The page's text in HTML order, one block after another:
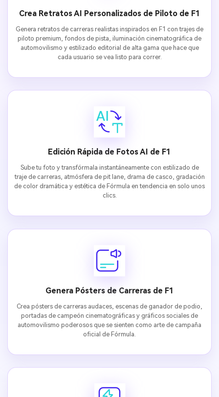
Crea Retratos AI Personalizados de Piloto de F1
Genera retratos de carreras realistas inspirados en F1 con trajes de
piloto premium, fondos de pista, iluminación cinematográfica de
automovilismo y estilizado editorial de alta gama que hace que
cada usuario se vea listo para correr.
Edición Rápida de Fotos AI de F1
Sube tu foto y transfórmala instantáneamente con estilizado de
traje de carreras, atmósfera de pit lane, drama de casco, gradación
de color dramática y estética de Fórmula en tendencia en solo unos
clics.
Genera Pósters de Carreras de F1
Crea pósters de carreras audaces, escenas de ganador de podio,
portadas de campeón cinematográficas y gráficos sociales de
automovilismo poderosos que se sienten como arte de campaña
oficial de Fórmula.